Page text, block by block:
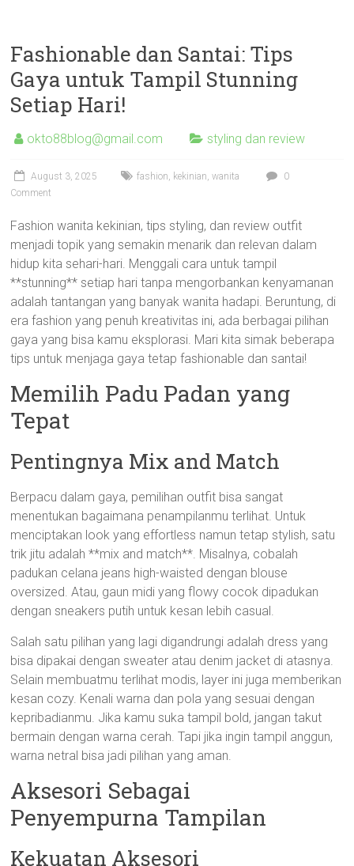
Fashionable dan Santai: Tips
Gaya untuk Tampil Stunning
Setiap Hari!
okto88blog@gmail.com styling dan review
August 3, 2025 fashion, kekinian,wanita
0
Comment
Fashion wanita kekinian, tips styling, dan review outfit
menjadi topik yang semakin menarik dan relevan dalam
hidup kita sehari-hari. Menggali cara untuk tampil
**stunning** setiap hari tanpa mengorbankan kenyamanan
adalah tantangan yang banyak wanita hadapi. Beruntung, di
era fashion yang penuh kreativitas ini, ada berbagai pilihan
gaya yang bisa kamu eksplorasi. Mari kita simak beberapa
tips untuk menjaga gaya tetap fashionable dan santai!
Memilih Padu Padan yang
Tepat
Pentingnya Mix and Match
Berpacu dalam gaya, pemilihan outfit bisa sangat
menentukan bagaimana penampilanmu terlihat. Untuk
menciptakan look yang effortless namun tetap stylish, satu
trik jitu adalah **mix and match**. Misalnya, cobalah
padukan celana jeans high-waisted dengan blouse
oversized. Atau, gaun midi yang flowy cocok dipadukan
dengan sneakers putih untuk kesan lebih casual.
Salah satu pilihan yang lagi digandrungi adalah dress yang
bisa dipakai dengan sweater atau denim jacket di atasnya.
Selain membuatmu terlihat modis, layer ini juga memberikan
kesan cozy. Kenali warna dan pola yang sesuai dengan
kepribadianmu. Jika kamu suka tampil bold, jangan takut
bermain dengan warna cerah. Tapi jika ingin tampil anggun,
warna netral bisa jadi pilihan yang aman.
Aksesori Sebagai
Penyempurna Tampilan
Kekuatan Aksesori